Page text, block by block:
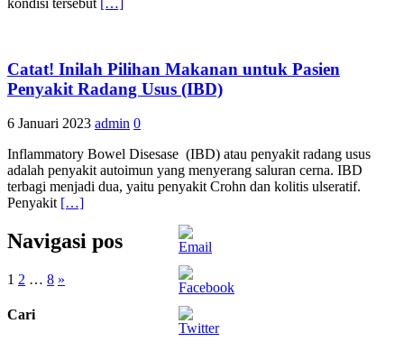
Catat! Inilah Pilihan Makanan untuk Pasien
Penyakit Radang Usus (IBD)
6 Januari 2023 admin 0
Inflammatory Bowel Disesase (IBD) atau penyakit radang usus
adalah penyakit autoimun yang menyerang saluran cerna. IBD
terbagi menjadi dua, yaitu penyakit Crohn dan kolitis ulseratif.
Penyakit […]
Navigasi pos
1 2 … 8 »
Cari